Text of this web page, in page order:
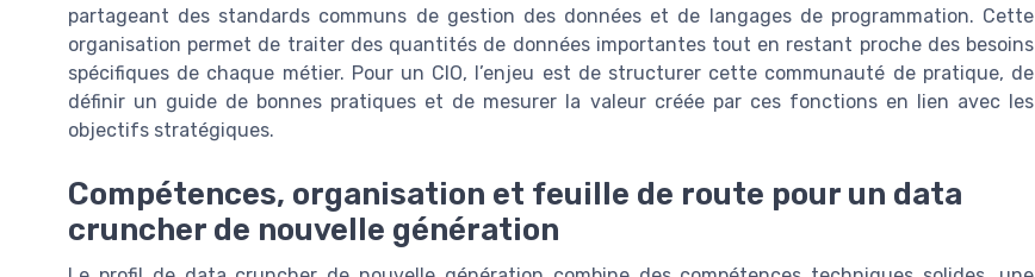
partageant des standards communs de gestion des données et de langages de programmation. Cette
organisation permet de traiter des quantités de données importantes tout en restant proche des besoins
spécifiques de chaque métier. Pour un CIO, l’enjeu est de structurer cette communauté de pratique, de
définir un guide de bonnes pratiques et de mesurer la valeur créée par ces fonctions en lien avec les
objectifs stratégiques.
Compétences, organisation et feuille de route pour un data
cruncher de nouvelle génération